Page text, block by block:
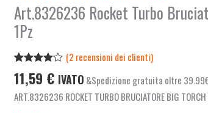
Art.8326236 Rocket Turbo
1Pz
4.00su
5 su
base di
(2 recensioni dei clienti)
11,59 € IVATO &Spedizione gratuita oltre
ART.8326236 ROCKET TURBO BRUCIATORE BIG